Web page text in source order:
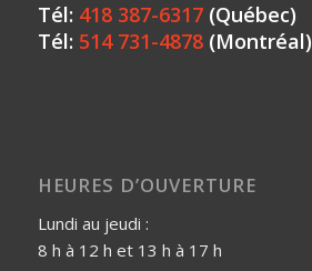
Tél: 418 387-6317(Québec)
Tél: 514 731-4878(Montréal)
HEURES D’OUVERTURE
Lundi au jeudi :
8 h à 12 h et 13 h à 17 h